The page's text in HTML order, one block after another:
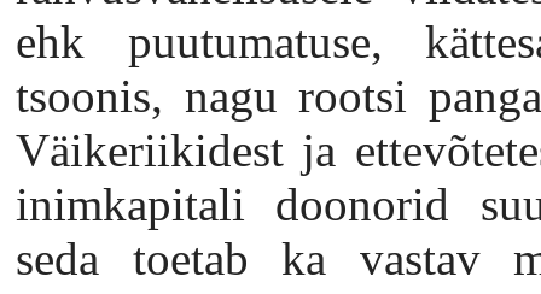
ehk puutumatuse,
tsoonis, nagu rootsi
Väikeriikidest ja
inimkapitali doonorid
seda toetab ka vastav